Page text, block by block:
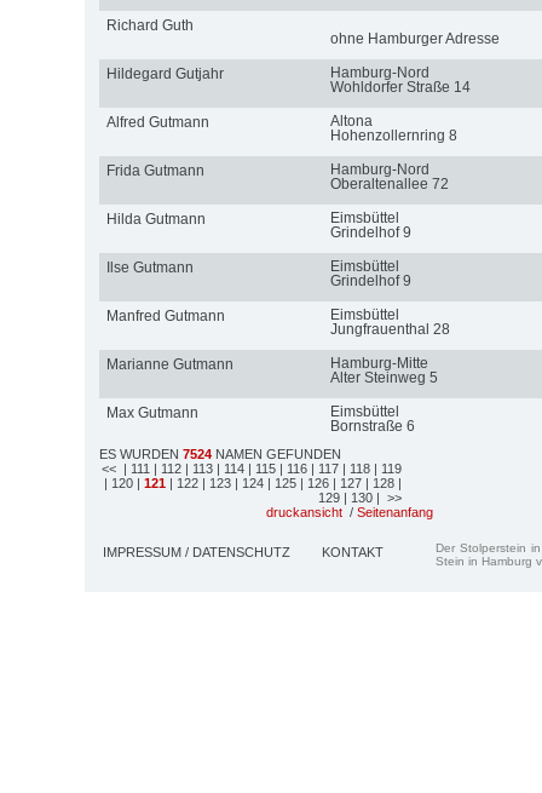
Richard Guth
ohne Hamburger Adresse
Hildegard Gutjahr
Hamburg-Nord
Wohldorfer Straße 14
Alfred Gutmann
Altona
Hohenzollernring 8
Frida Gutmann
Hamburg-Nord
Oberaltenallee 72
Hilda Gutmann
Eimsbüttel
Grindelhof 9
Ilse Gutmann
Eimsbüttel
Grindelhof 9
Manfred Gutmann
Eimsbüttel
Jungfrauenthal 28
Marianne Gutmann
Hamburg-Mitte
Alter Steinweg 5
Max Gutmann
Eimsbüttel
Bornstraße 6
ES WURDEN 7524 NAMEN GEFUNDEN
<< | 111 | 112 | 113 | 114 | 115 | 116 | 117 | 118 | 119
| 120 | 121 | 122 | 123 | 124 | 125 | 126 | 127 | 128 |
129 | 130 | >>
druckansicht / Seitenanfang
IMPRESSUM / DATENSCHUTZ KONTAKT
Der Stolperstein
Stein in Hamburg